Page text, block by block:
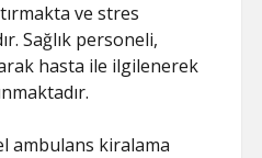
ve stres
Sağlık personeli,
hasta ile ilgilenerek
ambulans kiralama